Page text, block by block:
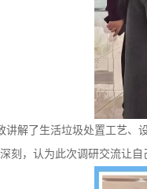
了生活垃圾处置工艺、设
刻，认为此次调研交流让